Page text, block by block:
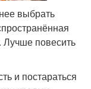
выбрать
Лучше повесить
и постараться